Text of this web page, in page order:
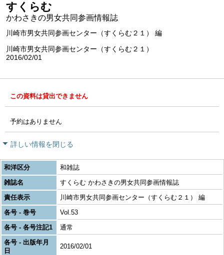
すくらむ
かわさきの男女共同参画情報誌
川崎市男女共同参画センター（すくらむ２１） 編
川崎市男女共同参画センター（すくらむ２１）
2016/02/01
この資料は貸出できません
予約はありません
詳しい情報を閉じる
和洋区分
和雑誌
雑誌名
すくらむ かわさきの男女共同参画情報誌
責任表示
川崎市男女共同参画センター（すくらむ２１） 編
各号 - 巻号
Vol.53
各号 - 各号注記1
通常
各号 - 出版年月
日
2016/02/01